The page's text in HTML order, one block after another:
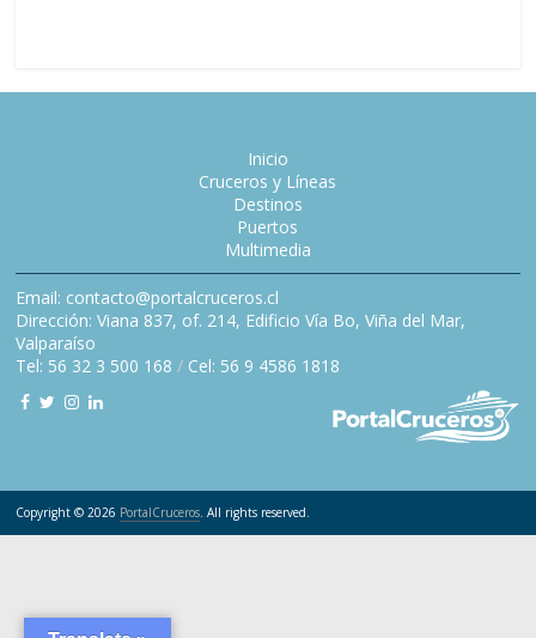
Inicio
Cruceros y Líneas
Destinos
Puertos
Multimedia
Email: contacto@portalcruceros.cl
Dirección: Viana 837, of. 214, Edificio Vía Bo, Viña del Mar,
Valparaíso
Tel: 56 32 3 500 168 / Cel: 56 9 4586 1818
Copyright © 2026 PortalCruceros. All rights reserved.